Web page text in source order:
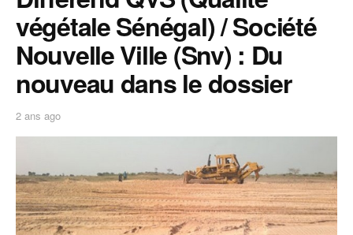
végétale Sénégal) / Société
Nouvelle Ville (Snv) : Du
nouveau dans le dossier
2 ans ago